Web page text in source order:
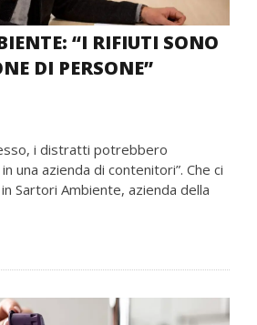
“I RIFIUTI SONO
DI PERSONE”
i distratti potrebbero
una azienda di contenitori”. Che ci
Sartori Ambiente, azienda della